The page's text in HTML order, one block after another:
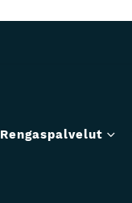
Rengaspalvelut